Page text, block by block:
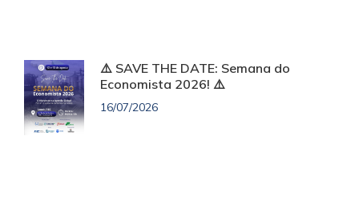
⚠️ SAVE THE DATE: Semana do
Economista 2026! ⚠️
16/07/2026